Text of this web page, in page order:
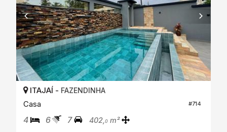
#714
ITAJAÍ - FAZENDINHA
Casa
4 6 7 402,0 m²